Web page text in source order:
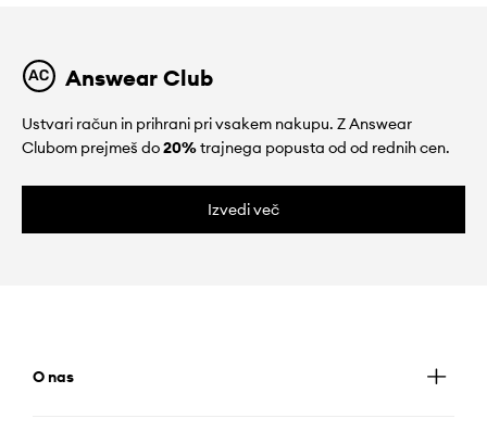
Answear Club
Ustvari račun in prihrani pri vsakem nakupu. Z Answear
Clubom prejmeš do20%trajnega popusta od od rednih cen.
Izvedi več
O nas